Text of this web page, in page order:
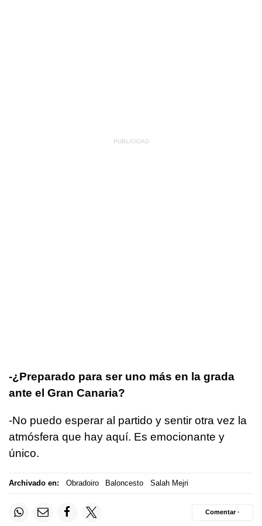
-¿Preparado para ser uno más en la grada
ante el Gran Canaria?
-No puedo esperar al partido y sentir otra vez la
atmósfera que hay aquí. Es emocionante y
único.
Archivado en: Obradoiro Baloncesto Salah Mejri
Comentar ·